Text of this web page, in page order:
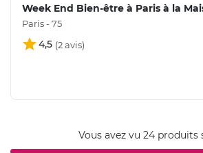
Week End Bien-être à Paris à la
Paris - 75
4,5
Vous avez vu 24 produits